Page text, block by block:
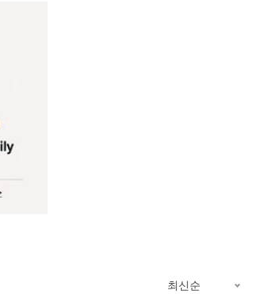
최신순